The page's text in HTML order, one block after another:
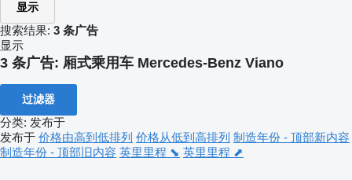
显示
搜索结果: 3 条广告
显示
3 条广告: 厢式乘用车 Mercedes-Benz Viano
过滤器
分类: 发布于
发布于 价格由高到低排列 价格从低到高排列 制造年份 - 顶部新内容
制造年份 - 顶部旧内容 英里里程 ⬊ 英里里程 ⬈